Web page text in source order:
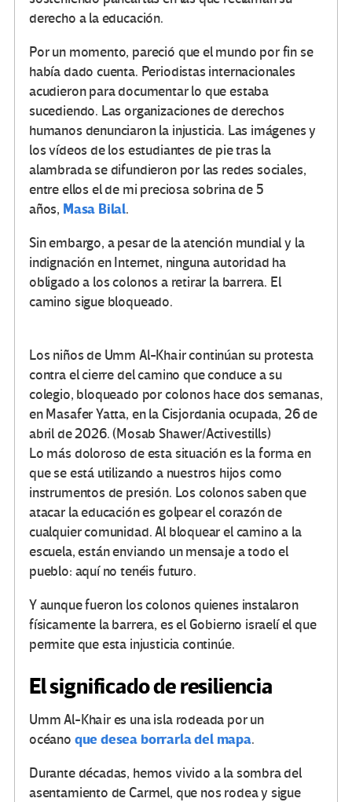
derecho a la educación.
Por un momento, pareció que el mundo por fin se
había dado cuenta. Periodistas internacionales
acudieron para documentar lo que estaba
sucediendo. Las organizaciones de derechos
humanos denunciaron la injusticia. Las imágenes y
los vídeos de los estudiantes de pie tras la
alambrada se difundieron por las redes sociales,
entre ellos el de mi preciosa sobrina de 5
años, Masa Bilal.
Sin embargo, a pesar de la atención mundial y la
indignación en Internet, ninguna autoridad ha
obligado a los colonos a retirar la barrera. El
camino sigue bloqueado.
Los niños de Umm Al-Khair continúan su protesta
contra el cierre del camino que conduce a su
colegio, bloqueado por colonos hace dos semanas,
en Masafer Yatta, en la Cisjordania ocupada, 26 de
abril de 2026. (Mosab Shawer/Activestills)
Lo más doloroso de esta situación es la forma en
que se está utilizando a nuestros hijos como
instrumentos de presión. Los colonos saben que
atacar la educación es golpear el corazón de
cualquier comunidad. Al bloquear el camino a la
escuela, están enviando un mensaje a todo el
pueblo: aquí no tenéis futuro.
Y aunque fueron los colonos quienes instalaron
físicamente la barrera, es el Gobierno israelí el que
permite que esta injusticia continúe.
El significado de resiliencia
Umm Al-Khair es una isla rodeada por un
océano que desea borrarla del mapa.
Durante décadas, hemos vivido a la sombra del
asentamiento de Carmel, que nos rodea y sigue